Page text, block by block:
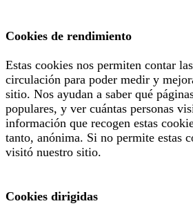
Cookies de rendimiento
Estas cookies nos permiten contar
circulación para poder medir y
sitio. Nos ayudan a saber qué
populares, y ver cuántas personas
información que recogen estas
tanto, anónima. Si no permite estas
visitó nuestro sitio.
Cookies dirigidas